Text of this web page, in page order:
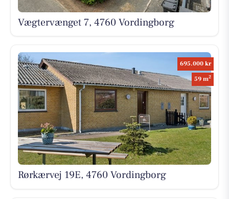
Vægtervænget 7, 4760 Vordingborg
695.000 kr
59 m2
Rørkærvej 19E, 4760 Vordingborg